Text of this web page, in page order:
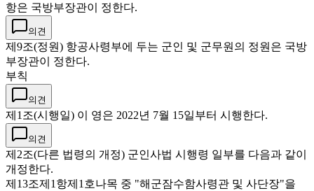
항은 국방부장관이 정한다.
의견
제9조(정원) 항공사령부에 두는 군인 및 군무원의 정원은 국방
부장관이 정한다.
부칙
의견
제1조(시행일) 이 영은 2022년 7월 15일부터 시행한다.
의견
제2조(다른 법령의 개정) 군인사법 시행령 일부를 다음과 같이
개정한다.
제13조제1항제1호나목 중 "해군잠수함사령관 및 사단장"을